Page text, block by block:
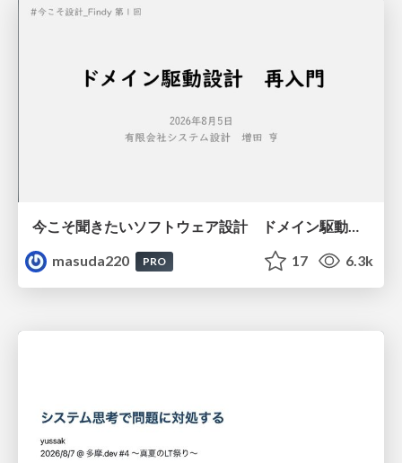
今こそ聞きたいソフトウェア設計 ドメイン駆動設計再入門
masuda220
PRO 17 6.3k